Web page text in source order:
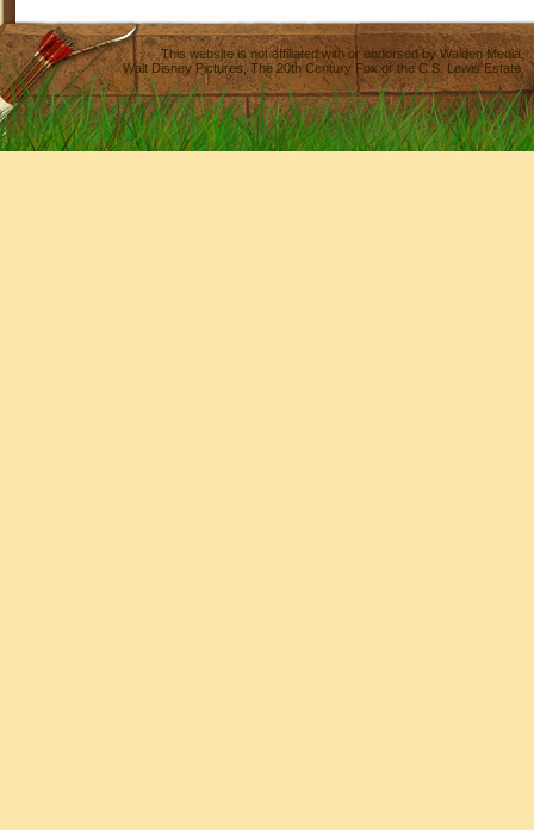
This website is not affiliated with or endorsed byWalden Media
Walt Disney Pictures,The 20th Century Fox or the C.S. Lewis Estate.